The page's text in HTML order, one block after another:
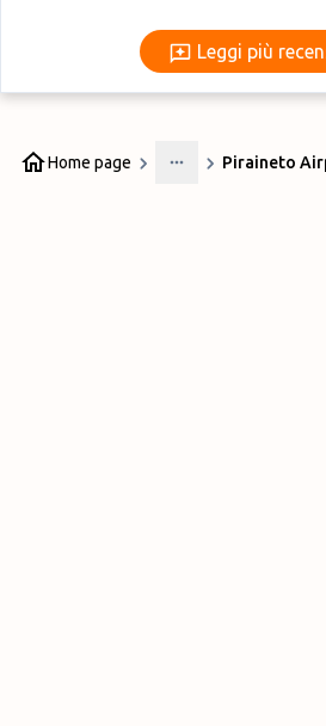
Leggi
Leggi più
Home page
More